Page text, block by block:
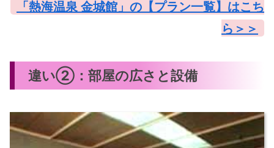
「熱海温泉 金城館」の【プラン一覧】はこち
ら＞＞
違い②：部屋の広さと設備